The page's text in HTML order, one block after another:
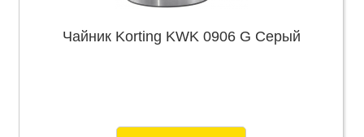
Чайник Korting KWK 0906 G Серый